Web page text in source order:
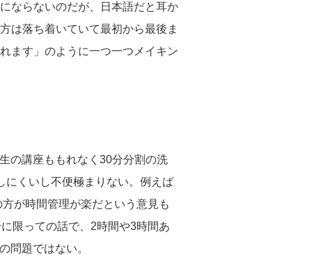
ならないのだが、日本語だと耳か
は落ち着いていて最初から最後ま
ます」のように一つ一つメイキン
の講座ももれなく30分分割の洗
にくいし不便極まりない。例えば
が時間管理が楽だという意見も
限っての話で、2時間や3時間あ
問題ではない。